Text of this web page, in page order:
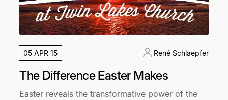
05 APR 15 René Schlaepfer
The Difference Easter Makes
Easter reveals the transformative power of the